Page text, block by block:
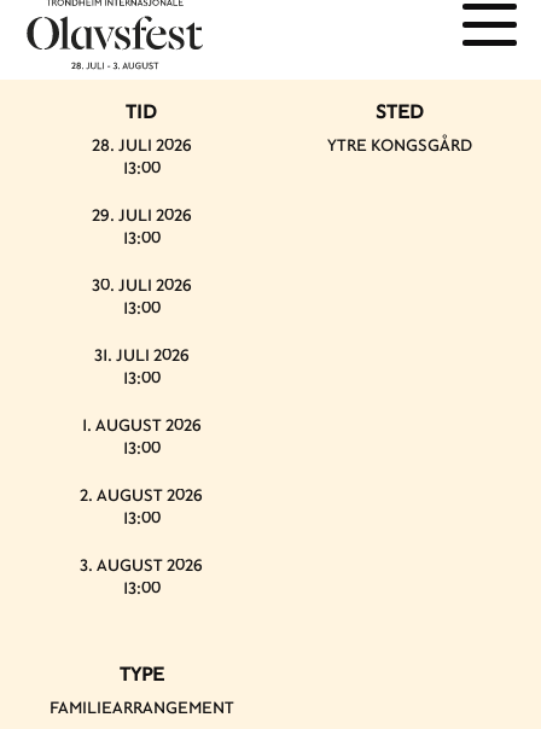
TID
28. JULI 2026
13:00
29. JULI 2026
13:00
30. JULI 2026
13:00
31. JULI 2026
13:00
1. AUGUST 2026
13:00
2. AUGUST 2026
13:00
3. AUGUST 2026
13:00
STED
YTRE KONGSGÅRD
TYPE
FAMILIEARRANGEMENT